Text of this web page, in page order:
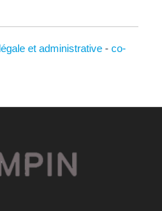
et administrative- co-